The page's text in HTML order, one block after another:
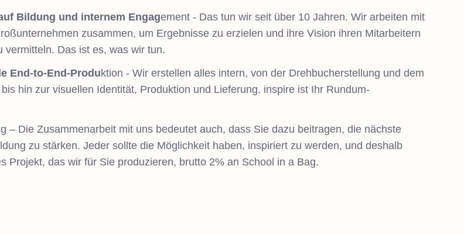
Bildung und internem Engagement - Das tun wir seit über 10 Jahren. Wir arbeiten mit
zusammen, um Ergebnisse zu erzielen und ihre Vision ihren Mitarbeitern
vermitteln. Das ist es, was wir tun.
End-to-End-Produktion - Wir erstellen alles intern, von der Drehbucherstellung und dem
hin zur visuellen Identität, Produktion und Lieferung. inspire ist Ihr Rundum-
– Die Zusammenarbeit mit uns bedeutet auch, dass Sie dazu beitragen, die nächste
zu stärken. Jeder sollte die Möglichkeit haben, inspiriert zu werden, und deshalb
Projekt, das wir für Sie produzieren, brutto 2% an School in a Bag.